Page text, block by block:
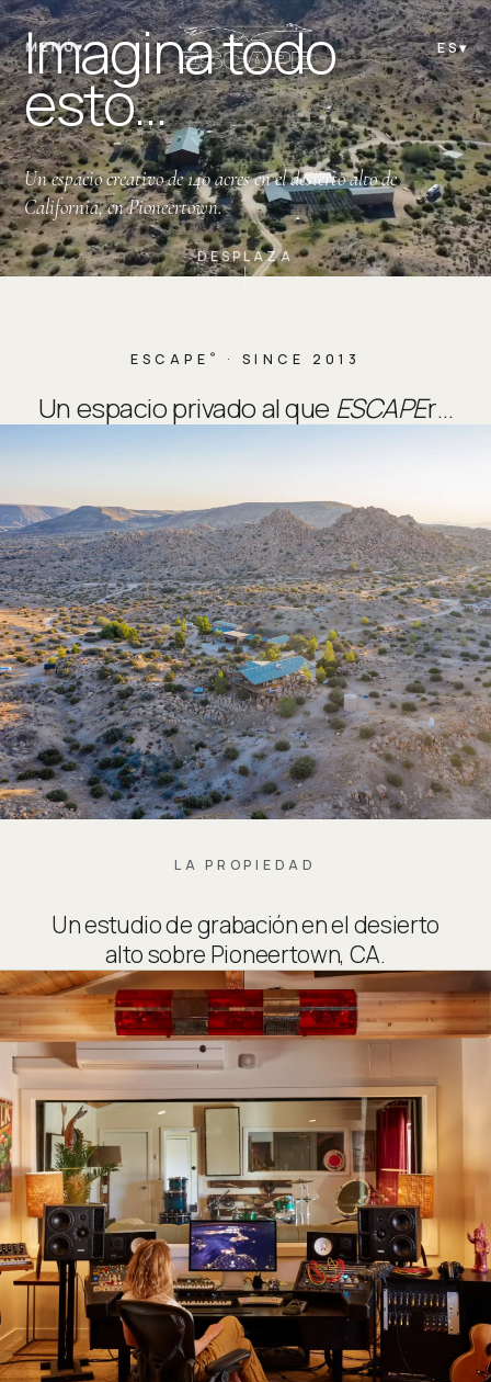
MENÚ▾ ES▾
Imagina todo
esto…
Un espacio creativo de 140 acres en el desierto alto de
California, en Pioneertown.
DESPLAZA
ESCAPE ® · SINCE 2013
Un espacio privado al que ESCAPEr…
LA PROPIEDAD
Un estudio de grabación en el desierto
alto sobre Pioneertown, CA.